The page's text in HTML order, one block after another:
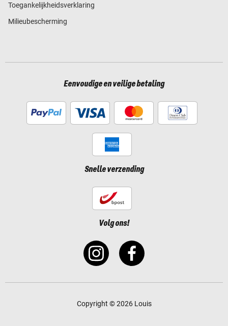
Toegankelijkheidsverklaring
Milieubescherming
Eenvoudige en veilige betaling
Snelle verzending
Volg ons!
Copyright © 2026 Louis